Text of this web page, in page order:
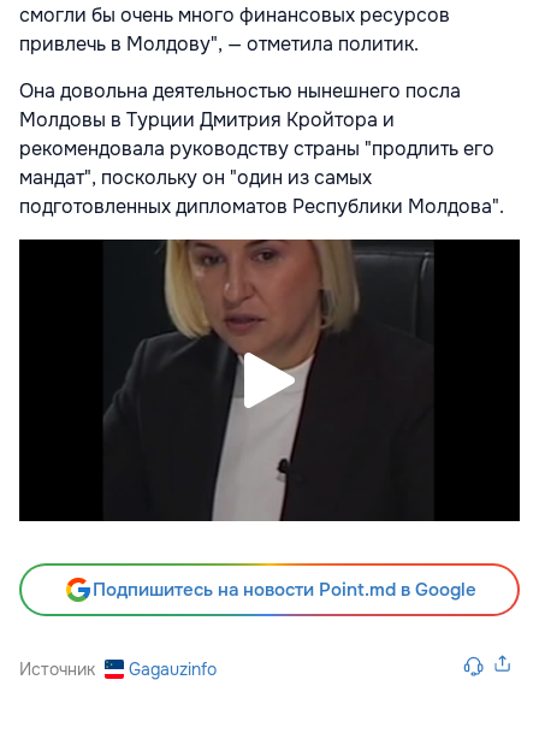
смогли бы очень много финансовых ресурсов
привлечь в Молдову", — отметила политик.
Она довольна деятельностью нынешнего посла
Молдовы в Турции Дмитрия Кройтора и
рекомендовала руководству страны "продлить его
мандат", поскольку он "один из самых
подготовленных дипломатов Республики Молдова".
Подпишитесь на новости Point.md в Google
Источник Gagauzinfo